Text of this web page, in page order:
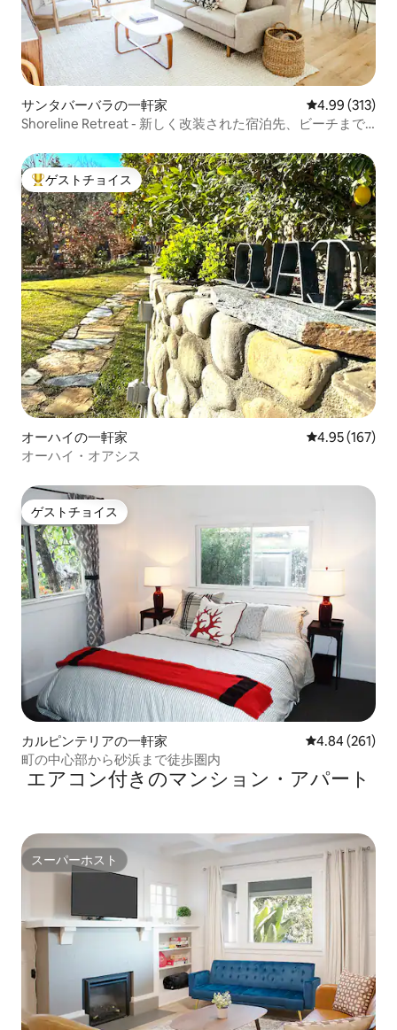
サンタバーバラの一軒家 レビュー313
4.99 (313)
Shoreline Retreat - 新しく改装された宿泊先、ビーチまで
大好評のゲストチョイスです。
ゲストチョイス
オーハイの一軒家 レビュー167
4.95 (167)
オーハイ・オアシス
ゲストチョイス
ゲストチョイス
カルピンテリアの一軒家 レビュー261
4.84 (261)
町の中心部から砂浜まで徒歩圏内
エアコン付きのマンション・アパート
スーパーホスト
スーパーホスト